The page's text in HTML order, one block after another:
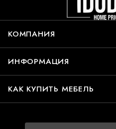
КОМПАНИЯ
ИНФОРМАЦИЯ
КАК КУПИТЬ МЕБЕЛЬ